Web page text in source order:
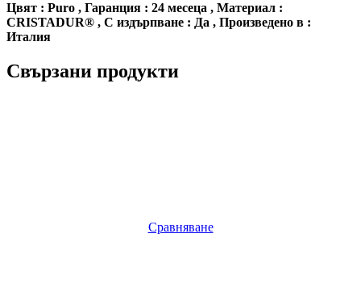
Цвят : Puro , Гаранция : 24 месеца , Материал :
CRISTADUR® , С издърпване : Да , Произведено в :
Италия
Свързани продукти
Сравняване